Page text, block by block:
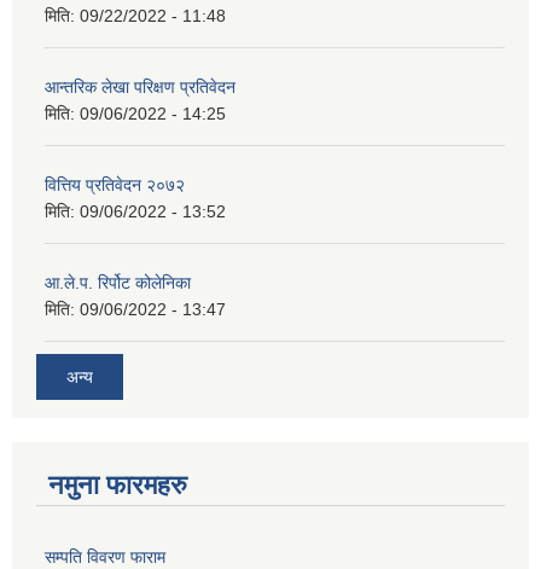
मिति: 09/22/2022 - 11:48
आन्तरिक लेखा परिक्षण प्रतिवेदन
मिति: 09/06/2022 - 14:25
वित्तिय प्रतिवेदन २०७२
मिति: 09/06/2022 - 13:52
आ.ले.प. रिर्पोट कोलेनिका
मिति: 09/06/2022 - 13:47
अन्य
नमुना फारमहरु
सम्पति विवरण फाराम